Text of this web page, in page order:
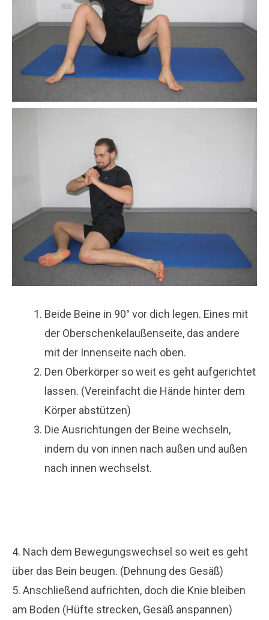
Beide Beine in 90° vor dich legen. Eines mit
der Oberschenkelaußenseite, das andere
mit der Innenseite nach oben.
Den Oberkörper so weit es geht aufgerichtet
lassen. (Vereinfacht die Hände hinter dem
Körper abstützen)
Die Ausrichtungen der Beine wechseln,
indem du von innen nach außen und außen
nach innen wechselst.
4. Nach dem Bewegungswechsel so weit es geht
über das Bein beugen. (Dehnung des Gesäß)
5. Anschließend aufrichten, doch die Knie bleiben
am Boden (Hüfte strecken, Gesäß anspannen)